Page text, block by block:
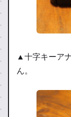
▲十字キーア
ん。